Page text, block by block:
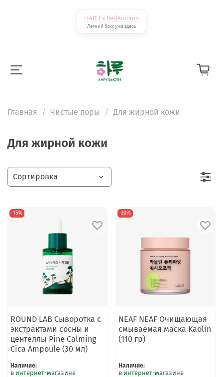
HARU x RedAutumn
Летний бокс уже здесь
Главная Чистые поры Для жирной кожи
Для жирной кожи
-15%
ROUND LAB Сыворотка с
экстрактами сосны и
центеллы Pine Calming
Cica Ampoule (30 мл)
Наличие:
в интернет-магазине
-20%
NEAF NEAF Очищающая
смываемая маска Kaolin
(110 гр)
Наличие:
в интернет-магазине